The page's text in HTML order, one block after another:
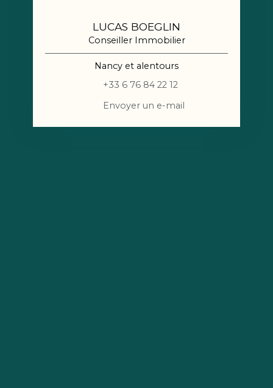
LUCAS BOEGLIN
Conseiller Immobilier
Nancy et alentours
+33 6 76 84 22 12
Envoyer un e-mail